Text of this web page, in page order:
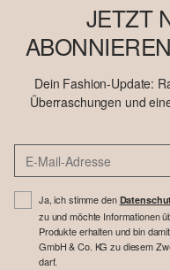
JETZT
Dein Fashion-Update:
Überraschungen und
Ja, ich stimme den
zu und möchte Informationen
Produkte erhalten und bin
GmbH & Co. KG zu diesem
darf.